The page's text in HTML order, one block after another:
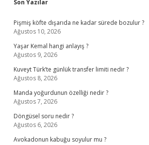
Sidebar
Son Yazılar
Pişmiş köfte dışarıda ne kadar sürede bozulur ?
Ağustos 10, 2026
Yaşar Kemal hangi anlayış ?
Ağustos 9, 2026
Kuveyt Türk’te günlük transfer limiti nedir ?
Ağustos 8, 2026
Manda yoğurdunun özelliği nedir ?
Ağustos 7, 2026
Döngüsel soru nedir ?
Ağustos 6, 2026
Avokadonun kabuğu soyulur mu ?